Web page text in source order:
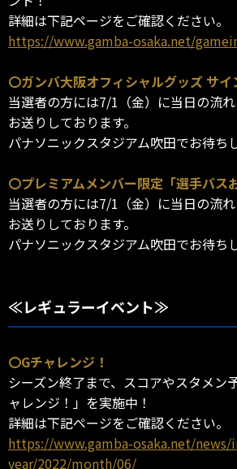
詳細は下記ページをご確認ください。
https://www.gamba-osaka.net/
〇ガンバ大阪オフィシャルグッズ サイ
当選者の方には7/1（金）に当日の流
お送りしております。
パナソニックスタジアム吹田でお待ち
〇プレミアムメンバー限定「選手バス
当選者の方には7/1（金）に当日の流
お送りしております。
パナソニックスタジアム吹田でお待ち
≪レギュラーイベント≫
〇Gチャレンジ！
シーズン終了まで、スコアやスタメン
ャレンジ！」を実施中！
詳細は下記ページをご確認ください。
https://www.gamba-osaka.net/
year/2022/month/06/